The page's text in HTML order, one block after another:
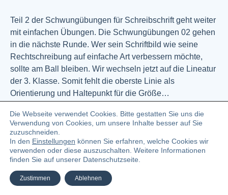
Teil 2 der Schwungübungen für Schreibschrift geht weiter
mit einfachen Übungen. Die Schwungübungen 02 gehen
in die nächste Runde. Wer sein Schriftbild wie seine
Rechtschreibung auf einfache Art verbessern möchte,
sollte am Ball bleiben. Wir wechseln jetzt auf die Lineatur
der 3. Klasse. Somit fehlt die oberste Linie als
Orientierung und Haltepunkt für die Größe…
Weiterlesen
© 2023 Angelika Zündel Bloggerin und Buchautorin
Die Webseite verwendet Cookies. Bitte gestatten Sie uns die
Verwendung von Cookies, um unsere Inhalte besser auf Sie
zuzuschneiden.
In den Einstellungen können Sie erfahren, welche Cookies wir
verwenden oder diese auszuschalten. Weitere Informationen
finden Sie auf unserer Datenschutzseite.
Zustimmen Ablehnen